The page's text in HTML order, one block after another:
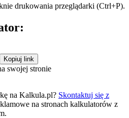
drukowania przeglądarki (Ctrl+P).
Kopiuj link
swojej stronie
na Kalkula.pl? Skontaktuj się z
na stronach kalkulatorów z